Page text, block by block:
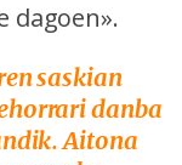
dagoen».
saskian
danba
Aitona